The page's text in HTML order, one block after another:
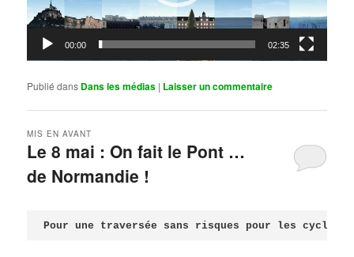
00:00 02:35
Publié dans Dans les médias | Laisser un commentaire
Le 8 mai : On fait le Pont …
de Normandie !
MIS EN AVANT
Pour une traversée sans risques pour les